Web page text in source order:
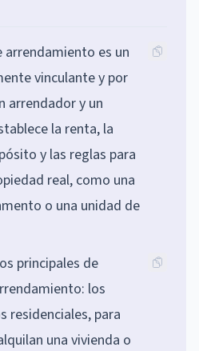
es un
vinculante y por
arrendador y un
la renta, la
y las reglas para
real, como una
o una unidad de
principales de
los
residenciales, para
una vivienda o